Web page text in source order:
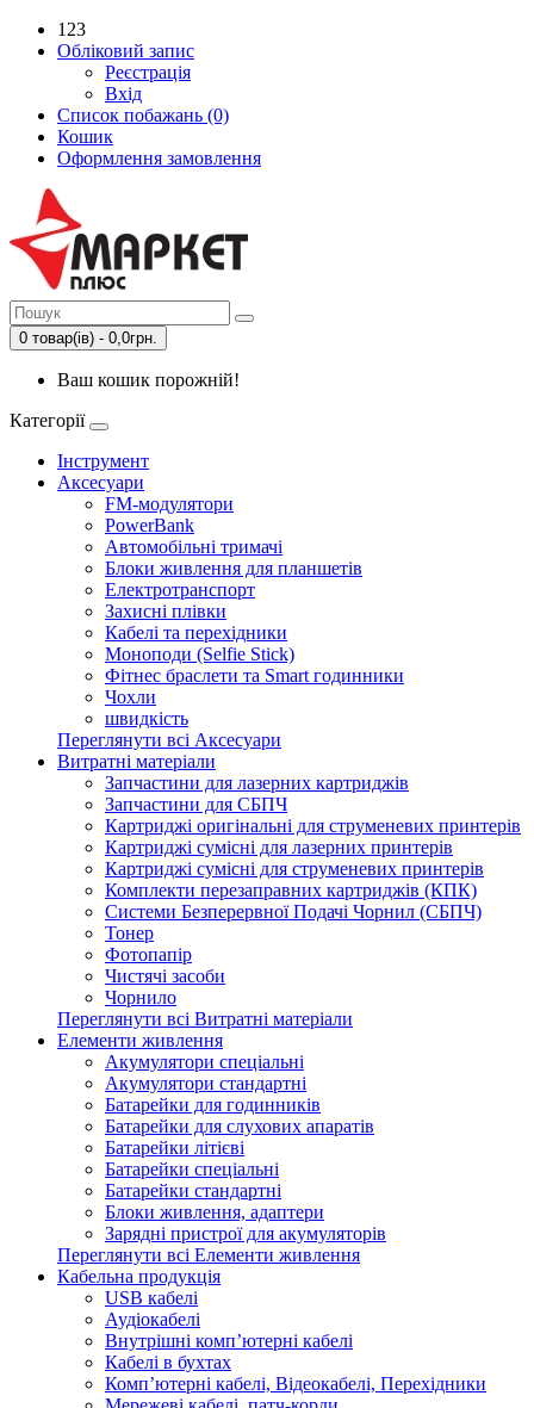
123
Обліковий запис
Реєстрація
Вхід
Список побажань (0)
Кошик
Оформлення замовлення
0 товар(ів) - 0,0грн.
Ваш кошик порожній!
Категорії
Інструмент
Аксесуари
FM-модулятори
PowerBank
Автомобільні тримачі
Блоки живлення для планшетів
Електротранспорт
Захисні плівки
Кабелі та перехідники
Моноподи (Selfie Stick)
Фітнес браслети та Smart годинники
Чохли
швидкість
Переглянути всі Аксесуари
Витратні матеріали
Запчастини для лазерних картриджів
Запчастини для СБПЧ
Картриджі оригінальні для струменевих принтерів
Картриджі сумісні для лазерних принтерів
Картриджі сумісні для струменевих принтерів
Комплекти перезаправних картриджів (КПК)
Системи Безперервної Подачі Чорнил (СБПЧ)
Тонер
Фотопапір
Чистячі засоби
Чорнило
Переглянути всі Витратні матеріали
Елементи живлення
Акумулятори спеціальні
Акумулятори стандартні
Батарейки для годинників
Батарейки для слухових апаратів
Батарейки літієві
Батарейки спеціальні
Батарейки стандартні
Блоки живлення, адаптери
Зарядні пристрої для акумуляторів
Переглянути всі Елементи живлення
Кабельна продукція
USB кабелі
Аудіокабелі
Внутрішні комп’ютерні кабелі
Кабелі в бухтах
Комп’ютерні кабелі, Відеокабелі, Перехідники